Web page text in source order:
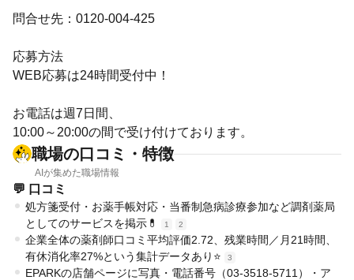
問合せ先：0120-004-425
応募方法
WEB応募は24時間受付中！
お電話は週7日間、
10:00～20:00の間で受け付けております。
職場の口コミ・特徴
AIが集めた職場情報
💬 口コミ
処方箋受付・お薬手帳対応・当番制急病診療参加など調剤薬局
としてのサービスを掲示💊
1 2
企業全体の薬剤師口コミ平均評価2.72、残業時間／月21時間、
有休消化率27%という集計データあり⭐
3
EPARKの店舗ページに写真・電話番号（03-3518-5711）・ア